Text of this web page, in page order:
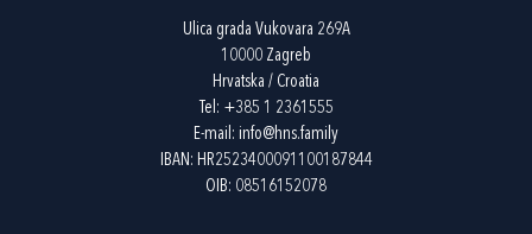
Ulica grada Vukovara 269A
10000 Zagreb
Hrvatska / Croatia
Tel: +385 1 2361555
E-mail: info@hns.family
IBAN: HR2523400091100187844
OIB: 08516152078